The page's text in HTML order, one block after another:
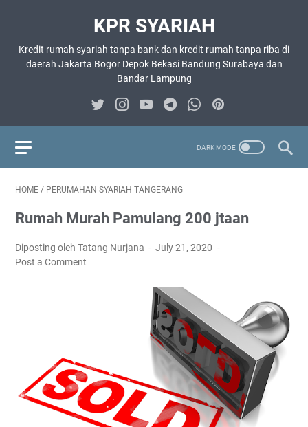
KPR SYARIAH
Kredit rumah syariah tanpa bank dan kredit rumah tanpa riba di
daerah Jakarta Bogor Depok Bekasi Bandung Surabaya dan
Bandar Lampung
HOME / PERUMAHAN SYARIAH TANGERANG
Rumah Murah Pamulang 200 jtaan
Diposting oleh Tatang Nurjana
July 21, 2020
Post a Comment